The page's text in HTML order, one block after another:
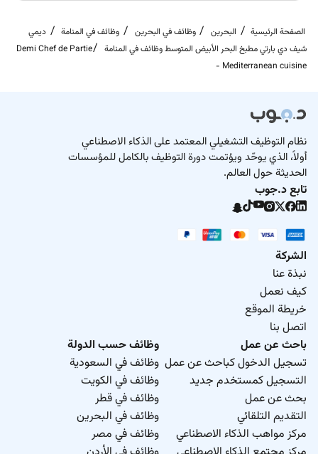
الصفحة الرئيسية البحرين وظائف في البحرين وظائف في المنامة
ديمي
شيف دي بارتي مطبخ البحر الأبيض المتوسط وظائف في المنامة
Demi Chef de Partie
- Mediterranean cuisine
نظام التوظيف التشغيلي المعتمد على الذكاء الاصطناعي
أولاً، الذي يوحّد ويؤتمت دورة التوظيف بالكامل للمؤسسات
الحديثة حول العالم.
تابع د.جوب
الشركة
نبذة عنا
كيف نعمل
خريطة الموقع
اتصل بنا
باحث عن عمل
تسجيل الدخول كباحث عن عمل
التسجيل كمستخدم جديد
بحث عن عمل
التقديم التلقائي
مركز مواهب الذكاء الاصطناعي
وظائف حسب الدولة
وظائف في السعودية
وظائف في الكويت
وظائف في قطر
وظائف في البحرين
وظائف في مصر